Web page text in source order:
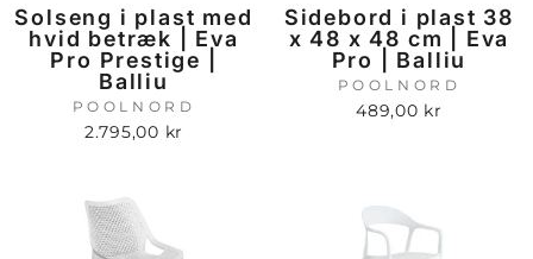
Solseng i plast med
hvid betræk | Eva
Pro Prestige |
Balliu
POOLNORD
2.795,00 kr
Sidebord i plast 38
x 48 x 48 cm | Eva
Pro | Balliu
POOLNORD
489,00 kr